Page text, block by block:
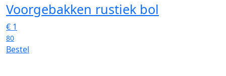
Voorgebakken rustiek bol
€ 1
80
Bestel